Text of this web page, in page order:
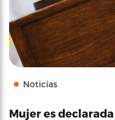
Noticias
Mujer es